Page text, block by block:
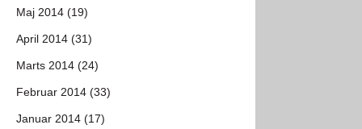
Maj 2014 (19)
April 2014 (31)
Marts 2014 (24)
Februar 2014 (33)
Januar 2014 (17)